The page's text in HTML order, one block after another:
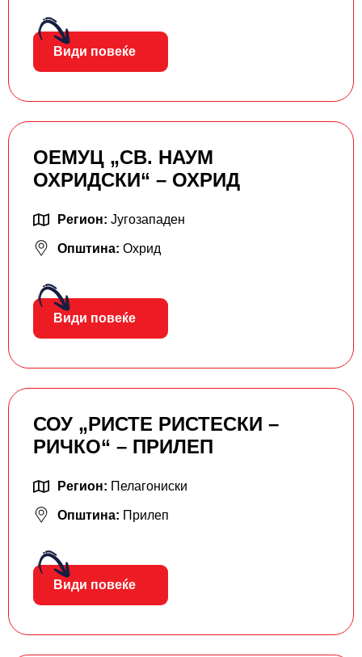
Види повеќе
ОЕМУЦ „СВ. НАУМ
ОХРИДСКИ“ – ОХРИД
Регион: Југозападен
Општина: Охрид
Види повеќе
СОУ „РИСТЕ РИСТЕСКИ –
РИЧКО“ – ПРИЛЕП
Регион: Пелагониски
Општина: Прилеп
Види повеќе